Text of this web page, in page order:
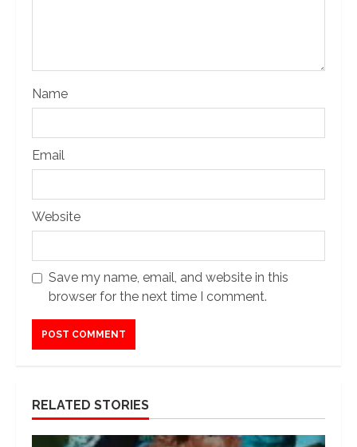
Name
Email
Website
Save my name, email, and website in this
browser for the next time I comment.
RELATED STORIES